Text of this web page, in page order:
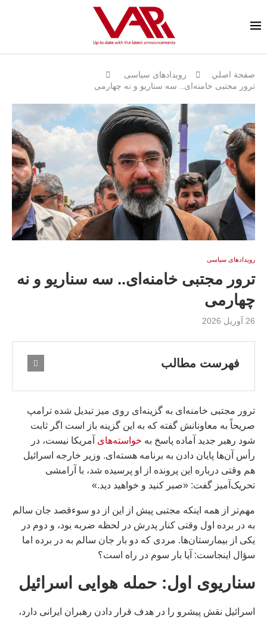
صفحة اصلي
رویدادهای سیاسی
ترور مجتبی خامنه‌ای.. سه سناریو و نه چهارمی
رویدادهای سیاسی
ترور مجتبی خامنه‌ای.. سه سناریو و نه
چهارمی
26 آوریل 2026
فهرست مطالب
ترور مجتبی خامنه‌ای به گزینه‌ای روی میز تبدیل شده ترامپ
صریحاً به معاونانش گفته که به این گزینه باز است اگر ثابت
شود رهبر جدید آماده پاسخ به خواسته‌های آمریکا نیست، در
رأس آن‌ها پایان دادن به برنامه هسته‌ای. وزیر خارجه اسرائیل
هم وقتی درباره این پرونده از او پرسیده شد، با آرامشی
تحریک‌آمیز گفت: «صبر کنید و خواهید دید.»
مهم‌تر از همه اینکه مجتبی پیش از این از دو سوءقصد جان سالم
به در برده اول وقتی کنار پدرش در لحظه ضربه بود، و دوم در
یکی از بیمارستان‌ها. مردی که دو بار جان سالم به در برده اما
سؤال اینجاست: آیا بار سوم در راه است؟
سناریوی اول: حمله هوایی اسرائیل
اسرائیل نقش پیشرو را در هدف قرار دادن رهبران ایرانی دارد،